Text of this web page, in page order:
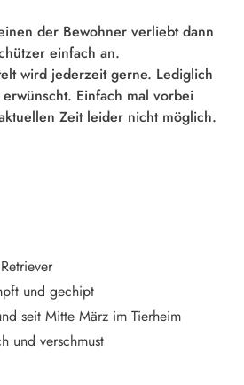
der Bewohner verliebt dann
einfach an.
wird jederzeit gerne. Lediglich
Einfach mal vorbei
Zeit leider nicht möglich.
und gechipt
seit Mitte März im Tierheim
und verschmust